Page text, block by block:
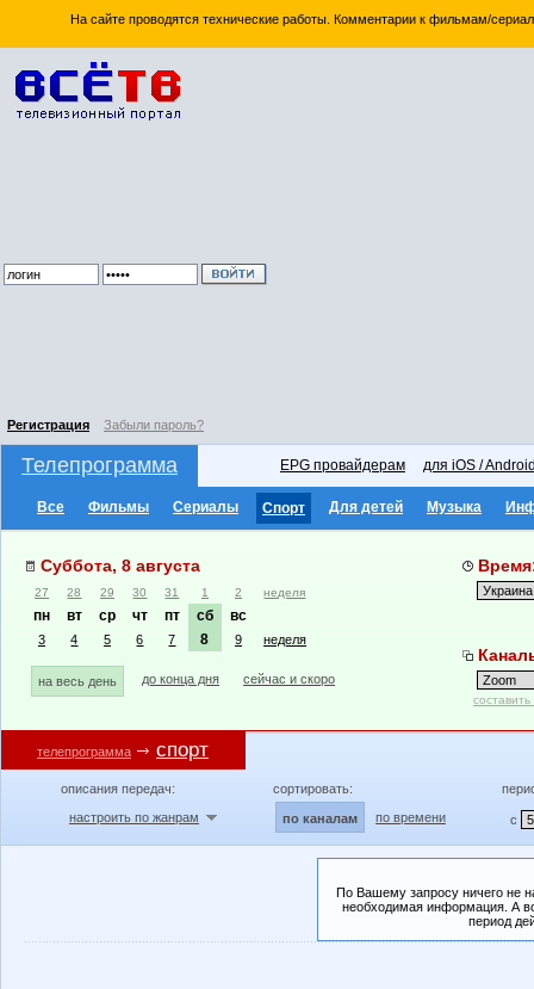
На сайте проводятся технические работы. Комментарии к фильмам/
Регистрация Забыли пароль?
Телепрограмма EPG провайдерам для iOS /
Все Фильмы Сериалы Спорт Для детей Музыка
Суббота, 8 августа
27 28 29 30 31 1 2 неделя
пн вт ср чт пт сб вс
3 4 5 6 7 8 9 неделя
на весь день до конца дня сейчас и скоро
телепрограмма спорт
описания передач:
настроить по жанрам
сортировать:
по каналам по времени с
По Вашему запросу ничего не
необходимая информация. А
период